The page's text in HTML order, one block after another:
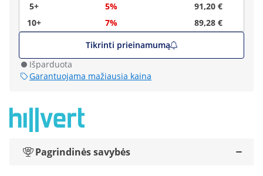
5+
5%
91,20 €
10+
7%
89,28 €
Tikrinti prieinamumą
Išparduota
Garantuojama mažiausia kaina
Pagrindinės savybės